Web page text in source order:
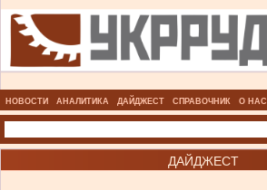
НОВОСТИ АНАЛИТИКА ДАЙДЖЕСТ СПРАВОЧНИК О НАС
ДАЙДЖЕСТ